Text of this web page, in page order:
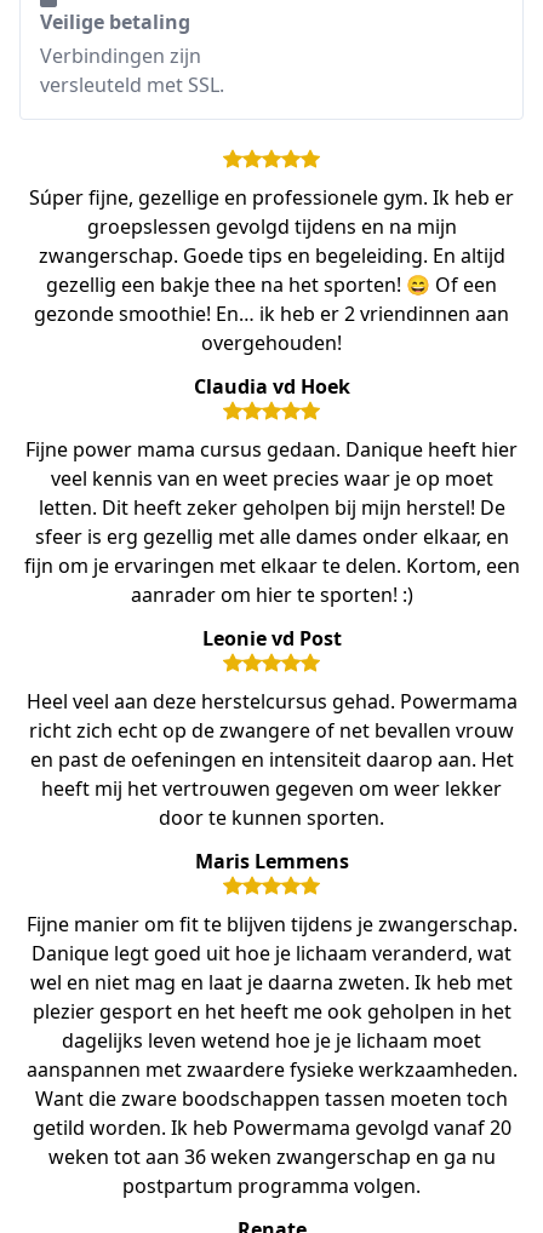
Veilige betaling
Verbindingen zijn
versleuteld met SSL.
Súper fijne, gezellige en professionele gym. Ik heb er
groepslessen gevolgd tijdens en na mijn
zwangerschap. Goede tips en begeleiding. En altijd
gezellig een bakje thee na het sporten! 😄 Of een
gezonde smoothie! En… ik heb er 2 vriendinnen aan
overgehouden!
Claudia vd Hoek
Fijne power mama cursus gedaan. Danique heeft hier
veel kennis van en weet precies waar je op moet
letten. Dit heeft zeker geholpen bij mijn herstel! De
sfeer is erg gezellig met alle dames onder elkaar, en
fijn om je ervaringen met elkaar te delen. Kortom, een
aanrader om hier te sporten! :)
Leonie vd Post
Heel veel aan deze herstelcursus gehad. Powermama
richt zich echt op de zwangere of net bevallen vrouw
en past de oefeningen en intensiteit daarop aan. Het
heeft mij het vertrouwen gegeven om weer lekker
door te kunnen sporten.
Maris Lemmens
Fijne manier om fit te blijven tijdens je zwangerschap.
Danique legt goed uit hoe je lichaam veranderd, wat
wel en niet mag en laat je daarna zweten. Ik heb met
plezier gesport en het heeft me ook geholpen in het
dagelijks leven wetend hoe je je lichaam moet
aanspannen met zwaardere fysieke werkzaamheden.
Want die zware boodschappen tassen moeten toch
getild worden. Ik heb Powermama gevolgd vanaf 20
weken tot aan 36 weken zwangerschap en ga nu
postpartum programma volgen.